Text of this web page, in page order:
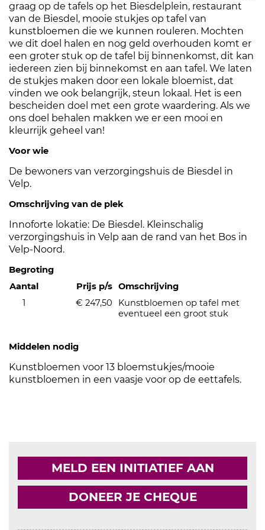
graag op de tafels op het Biesdelplein, restaurant
van de Biesdel, mooie stukjes op tafel van
kunstbloemen die we kunnen rouleren. Mochten
we dit doel halen en nog geld overhouden komt er
een groter stuk op de tafel bij binnenkomst, dit kan
iedereen zien bij binnekomst en aan tafel. We laten
de stukjes maken door een lokale bloemist, dat
vinden we ook belangrijk, steun lokaal. Het is een
bescheiden doel met een grote waardering. Als we
ons doel behalen makken we er een mooi en
kleurrijk geheel van!
Voor wie
De bewoners van verzorgingshuis de Biesdel in
Velp.
Omschrijving van de plek
Innoforte lokatie: De Biesdel. Kleinschalig
verzorgingshuis in Velp aan de rand van het Bos in
Velp-Noord.
Begroting
Aantal
Prijs p/s Omschrijving
1
€ 247,50
Kunstbloemen op tafel met
eventueel een groot stuk
Middelen nodig
Kunstbloemen voor 13 bloemstukjes/mooie
kunstbloemen in een vaasje voor op de eettafels.
MELD EEN INITIATIEF AAN
DONEER JE CHEQUE